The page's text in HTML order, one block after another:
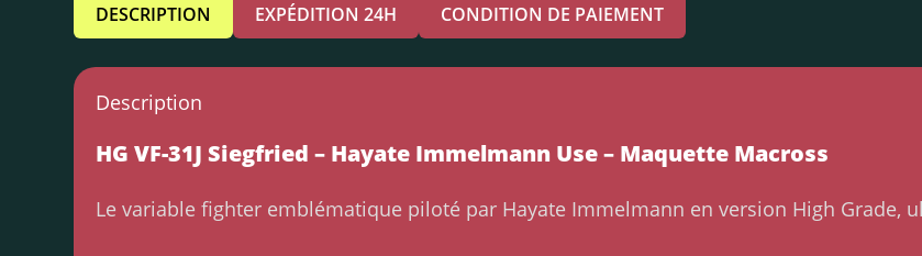
DESCRIPTION EXPÉDITION 24H CONDITION DE PAIEMENT
Description
HG VF-31J Siegfried – Hayate Immelmann Use – Maquette Macross
Le variable fighter emblématique piloté par Hayate Immelmann en version High Grade,